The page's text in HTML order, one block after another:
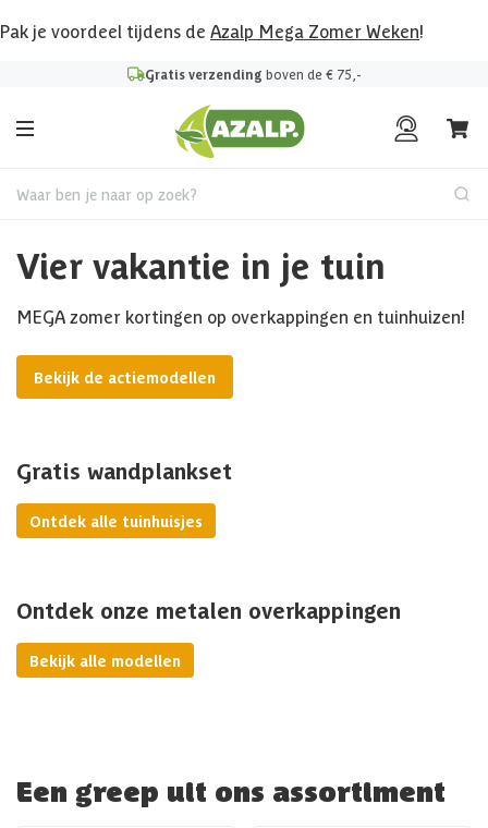
Pak je voordeel tijdens de Azalp Mega Zomer Weken!
Gratis verzending boven de € 75,-
Waar ben je naar op zoek?
Vier vakantie in je tuin
MEGA zomer kortingen op overkappingen en tuinhuizen!
Bekijk de actiemodellen
Gratis wandplankset
Ontdek alle tuinhuisjes
Ontdek onze metalen overkappingen
Bekijk alle modellen
Een greep uit ons assortiment